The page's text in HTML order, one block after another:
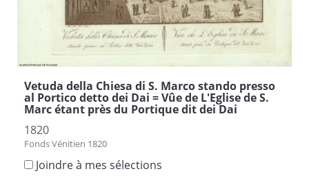
Vetuda della Chiesa di S. Marco stando presso
al Portico detto dei Dai = Vûe de L'Eglise de S.
Marc étant près du Portique dit dei Dai
1820
Fonds Vénitien 1820
Joindre à mes sélections